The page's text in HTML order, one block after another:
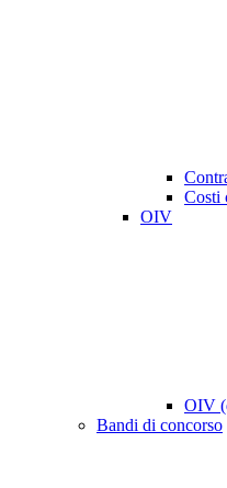
Costi
OIV
OIV
Bandi di concorso